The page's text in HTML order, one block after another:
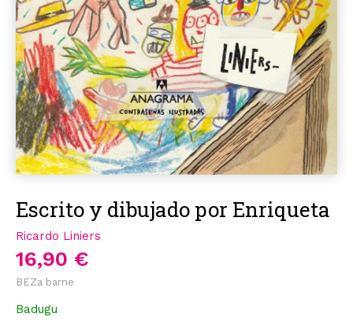
Escrito y dibujado por Enriqueta
Ricardo Liniers
16,90 €
BEZa barne
Badugu